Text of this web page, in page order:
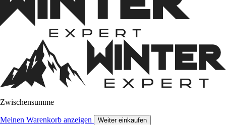
Zwischensumme
Meinen Warenkorb anzeigen Weiter einkaufen